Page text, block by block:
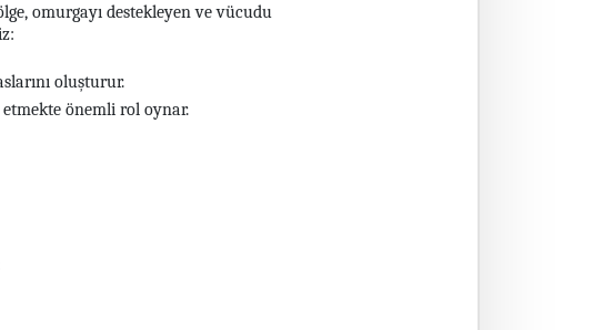
omurgayı destekleyen ve vücudu
oluşturur.
önemli rol oynar.